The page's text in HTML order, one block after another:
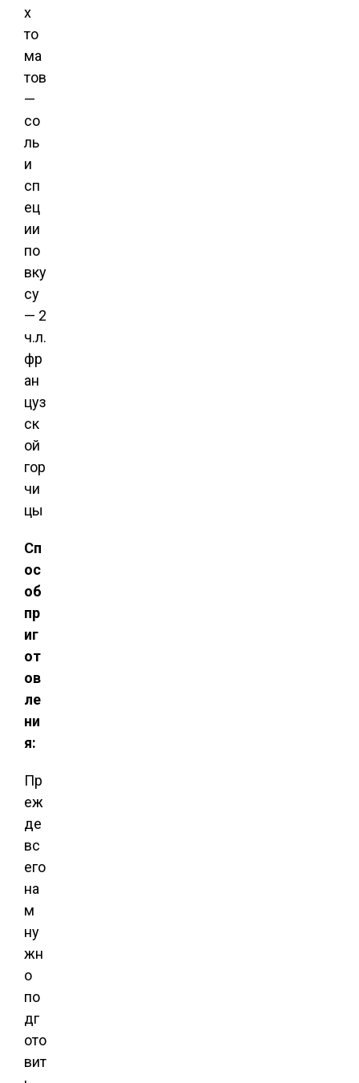
х
то
ма
тов
—
со
ль
и
сп
ец
ии
по
вку
су
— 2
ч.л.
фр
ан
цуз
ск
ой
гор
чи
цы
Сп
ос
об
пр
иг
от
ов
ле
ни
я:
Пр
еж
де
вс
его
на
м
ну
жн
о
по
дг
ото
вит